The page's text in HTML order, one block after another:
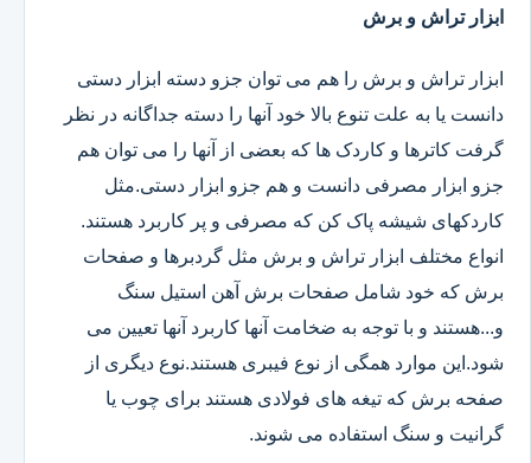
ابزار تراش و برش
ابزار تراش و برش را هم می توان جزو دسته ابزار دستی
دانست یا به علت تنوع بالا خود آنها را دسته جداگانه در نظر
گرفت کاترها و کاردک ها که بعضی از آنها را می توان هم
جزو ابزار مصرفی دانست و هم جزو ابزار دستی.مثل
کاردکهای شیشه پاک کن که مصرفی و پر کاربرد هستند.
انواع مختلف ابزار تراش و برش مثل گردبرها و صفحات
برش که خود شامل صفحات برش آهن استیل سنگ
و...هستند و با توجه به ضخامت آنها کاربرد آنها تعیین می
شود.این موارد همگی از نوع فیبری هستند.نوع دیگری از
صفحه برش که تیغه های فولادی هستند برای چوب یا
گرانیت و سنگ استفاده می شوند.